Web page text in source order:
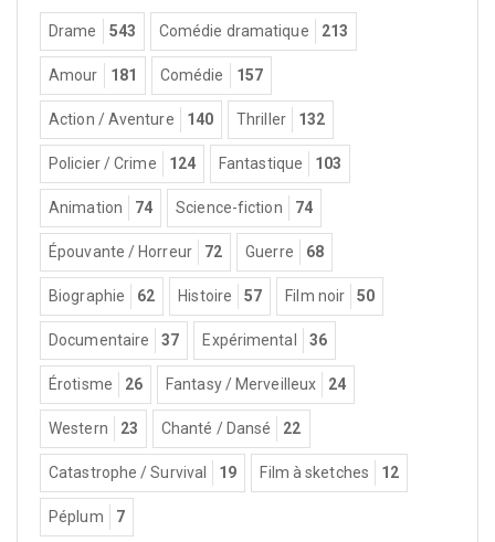
Drame 543 Comédie dramatique 213
Amour 181 Comédie 157
Action / Aventure 140 Thriller 132
Policier / Crime 124 Fantastique 103
Animation 74 Science-fiction 74
Épouvante / Horreur 72 Guerre 68
Biographie 62 Histoire 57 Film noir 50
Documentaire 37 Expérimental 36
Érotisme 26 Fantasy / Merveilleux 24
Western 23 Chanté / Dansé 22
Catastrophe / Survival 19 Film à sketches 12
Péplum 7